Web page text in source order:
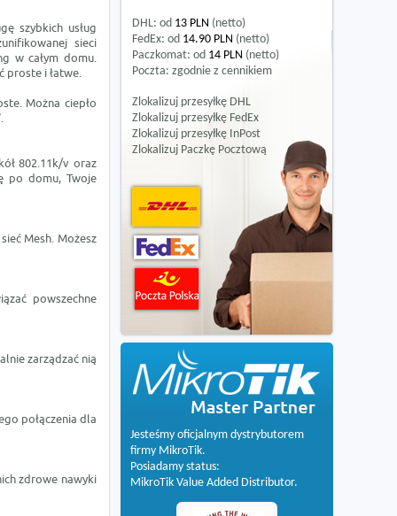
szybkich usług
sieci
w całym domu.
proste i łatwe.
Można ciepło
802.11k/v oraz
po domu, Twoje
Mesh. Możesz
powszechne
zarządzać nią
połączenia dla
zdrowe nawyki
DHL: od 13 PLN (netto)
FedEx: od 14.90 PLN (netto)
Paczkomat: od 14 PLN (netto)
Poczta: zgodnie z cennikiem
Zlokalizuj przesyłkę DHL
Zlokalizuj przesyłkę FedEx
Zlokalizuj przesyłkę InPost
Zlokalizuj Paczkę Pocztową
Jesteśmy oficjalnym dystrybutorem
firmy MikroTik.
Posiadamy status:
MikroTik Value Added Distributor.